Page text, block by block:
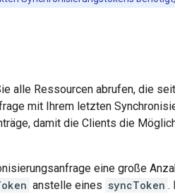
alle Ressourcen abrufen, die
mit Ihrem letzten
damit die Clients die
eine große
anstelle eines syncToken .